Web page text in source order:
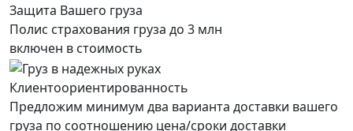
Защита Вашего груза
Полис страхования груза до 3 млн
включен в стоимость
Клиентоориентированность
Предложим минимум два варианта доставки вашего
груза по соотношению цена/сроки доставки